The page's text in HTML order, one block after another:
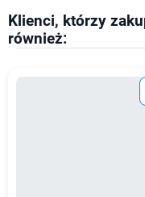
Klienci, którzy
również: